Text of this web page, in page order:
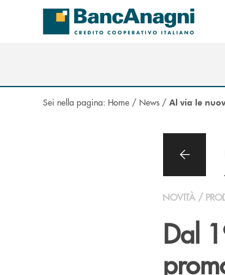
Salta al contenuto principale
Sei nella pagina: Home / News / Al via le
NOVITÀ /
Dal